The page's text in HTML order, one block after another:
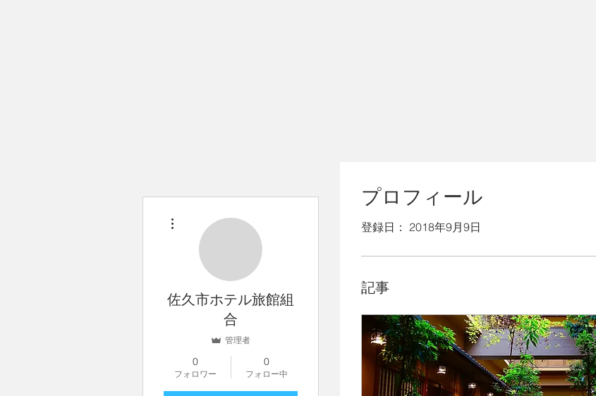
プロフィール
登録日： 2018年9月9日
記事
佐久市ホテル旅館組
合
管理者
0
フォロワー
0
フォロー中